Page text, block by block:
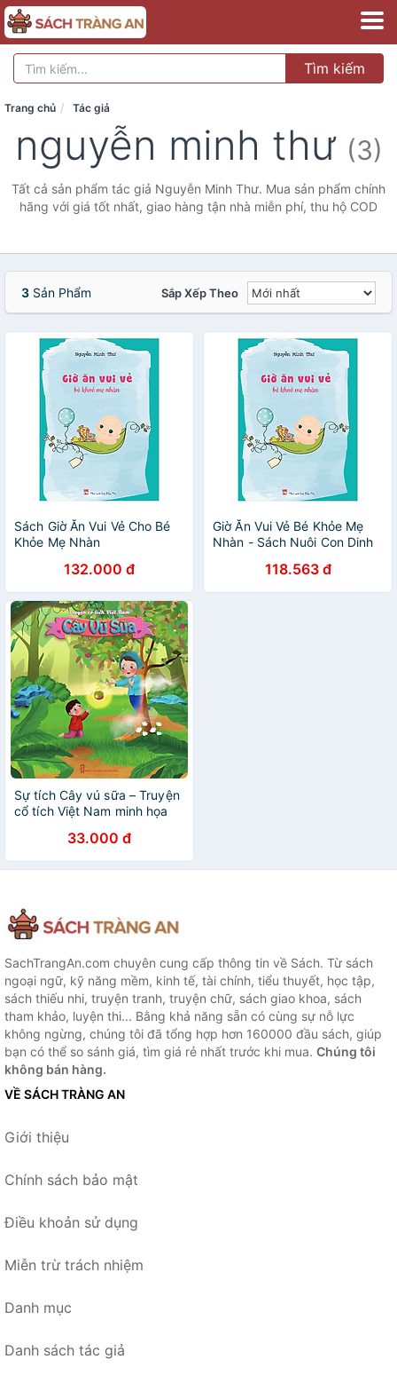
Tìm kiếm
Trang chủ Tác giả
nguyễn minh thư (3)
Tất cả sản phẩm tác giả Nguyễn Minh Thư. Mua sản phẩm chính
hãng với giá tốt nhất, giao hàng tận nhà miễn phí, thu hộ COD
3 Sản Phẩm Sắp Xếp Theo
Sách Giờ Ăn Vui Vẻ Cho Bé
Khỏe Mẹ Nhàn
132.000 đ
Giờ Ăn Vui Vẻ Bé Khỏe Mẹ
Nhàn - Sách Nuôi Con Dinh
118.563 đ
Sự tích Cây vú sữa – Truyện
cổ tích Việt Nam minh họa
33.000 đ
SachTrangAn.com chuyên cung cấp thông tin về Sách. Từ sách
ngoại ngữ, kỹ năng mềm, kinh tế, tài chính, tiểu thuyết, học tập,
sách thiếu nhi, truyện tranh, truyện chữ, sách giao khoa, sách
tham khảo, luyện thi... Bằng khả năng sẵn có cùng sự nỗ lực
không ngừng, chúng tôi đã tổng hợp hơn 160000 đầu sách, giúp
bạn có thể so sánh giá, tìm giá rẻ nhất trước khi mua. Chúng tôi
không bán hàng.
VỀ SÁCH TRÀNG AN
Giới thiệu
Chính sách bảo mật
Điều khoản sử dụng
Miễn trừ trách nhiệm
Danh mục
Danh sách tác giả